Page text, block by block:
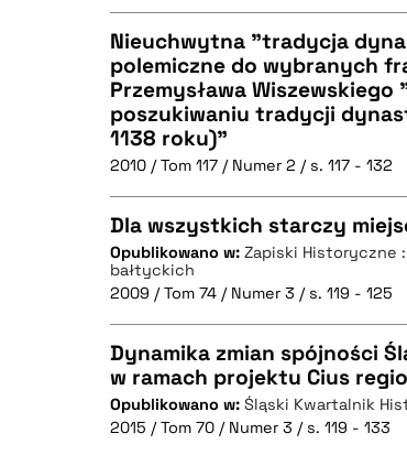
BIBTEX
CZYSTY TEKST
BIBTEX
Nieuchwytna "tradycja
polemiczne do wybranych
Przemysława Wiszewskiego
poszukiwaniu tradycji
1138 roku)"
2010 / Tom 117 / Numer 2 / s. 117 - 132
CZYSTY TEKST
BIBTEX
Dla wszystkich starczy
Opublikowano w: Zapiski Historyczne
bałtyckich
2009 / Tom 74 / Numer 3 / s. 119 - 125
CZYSTY TEKST
Dynamika zmian spójności
w ramach projektu Cius regio
Opublikowano w: Śląski Kwartalnik
2015 / Tom 70 / Numer 3 / s. 119 - 133